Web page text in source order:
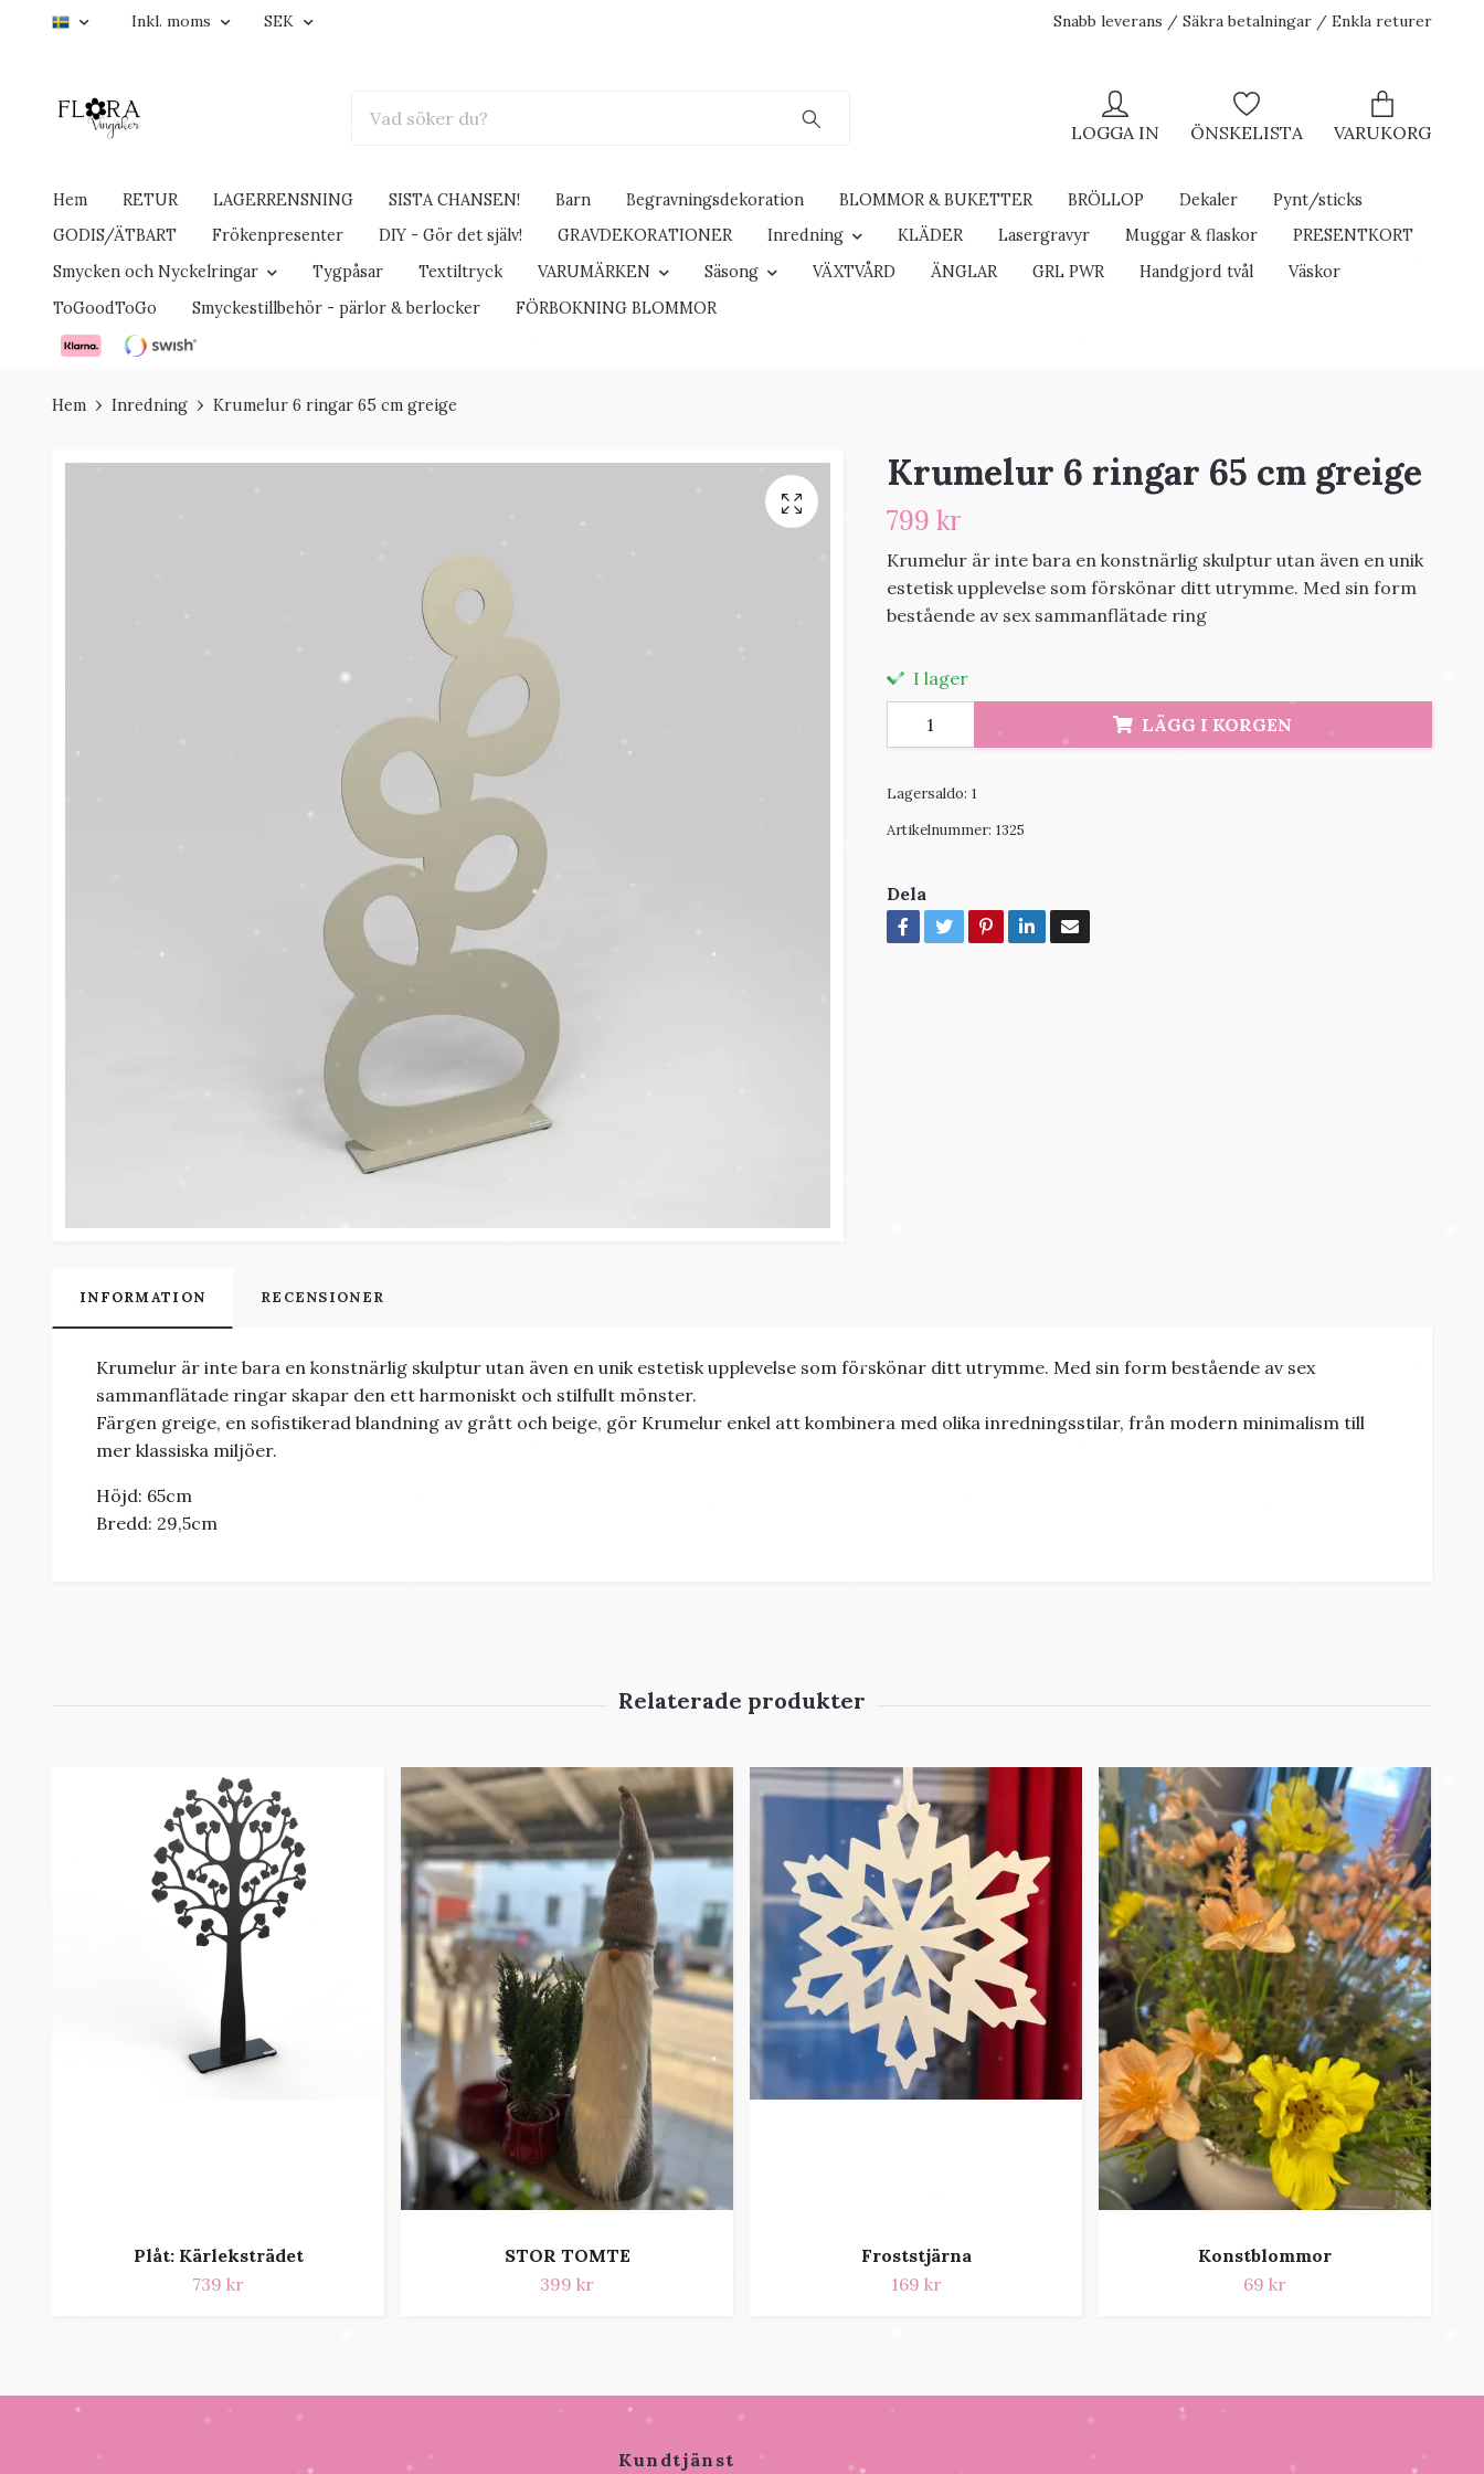
Inkl. moms SEK Snabb leverans / Säkra betalningar / Enkla returer
LOGGA IN ÖNSKELISTA VARUKORG
Hem RETUR LAGERRENSNING SISTA CHANSEN! Barn Begravningsdekoration BLOMMOR & BUKETTER BRÖLLOP Dekaler
Pynt/sticks
GODIS/ÄTBART
Frökenpresenter DIY - Gör det själv! GRAVDEKORATIONER Inredning KLÄDER Lasergravyr Muggar & flaskor
PRESENTKORT
Smycken och Nyckelringar
Tygpåsar Textiltryck VARUMÄRKEN Säsong VÄXTVÅRD ÄNGLAR GRL PWR Handgjord tvål
Väskor
ToGoodToGo
Smyckestillbehör - pärlor & berlocker FÖRBOKNING BLOMMOR
Hem Inredning Krumelur 6 ringar 65 cm greige
Krumelur 6 ringar 65 cm greige
799 kr
Krumelur är inte bara en konstnärlig skulptur utan även en unik
estetisk upplevelse som förskönar ditt utrymme. Med sin form
bestående av sex sammanflätade ring
I lager
LÄGG I KORGEN
Lagersaldo: 1
Artikelnummer: 1325
Dela
INFORMATION RECENSIONER
Krumelur är inte bara en konstnärlig skulptur utan även en unik estetisk upplevelse som förskönar ditt utrymme. Med sin form bestående av sex
sammanflätade ringar skapar den ett harmoniskt och stilfullt mönster.
Färgen greige, en sofistikerad blandning av grått och beige, gör Krumelur enkel att kombinera med olika inredningsstilar, från modern minimalism till
mer klassiska miljöer.
Höjd: 65cm
Bredd: 29,5cm
Plåt: Kärleksträdet
739 kr
STOR TOMTE
399 kr
Froststjärna
169 kr
Konstblommor
69 kr
Kundtjänst